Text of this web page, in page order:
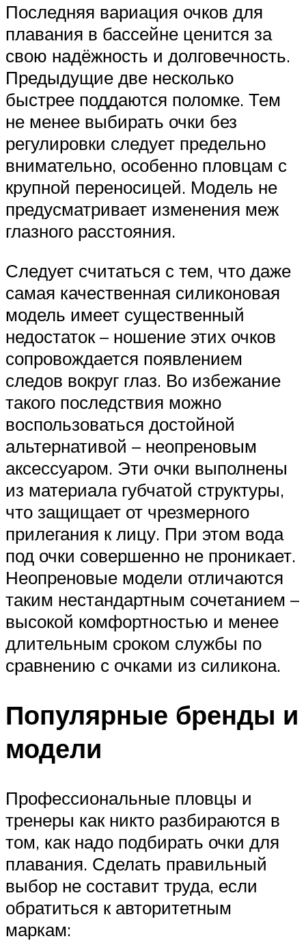
Последняя вариация очков для
плавания в бассейне ценится за
свою надёжность и долговечность.
Предыдущие две несколько
быстрее поддаются поломке. Тем
не менее выбирать очки без
регулировки следует предельно
внимательно, особенно пловцам с
крупной переносицей. Модель не
предусматривает изменения меж
глазного расстояния.
Следует считаться с тем, что даже
самая качественная силиконовая
модель имеет существенный
недостаток – ношение этих очков
сопровождается появлением
следов вокруг глаз. Во избежание
такого последствия можно
воспользоваться достойной
альтернативой – неопреновым
аксессуаром. Эти очки выполнены
из материала губчатой структуры,
что защищает от чрезмерного
прилегания к лицу. При этом вода
под очки совершенно не проникает.
Неопреновые модели отличаются
таким нестандартным сочетанием –
высокой комфортностью и менее
длительным сроком службы по
сравнению с очками из силикона.
Популярные бренды и
модели
Профессиональные пловцы и
тренеры как никто разбираются в
том, как надо подбирать очки для
плавания. Сделать правильный
выбор не составит труда, если
обратиться к авторитетным
маркам: